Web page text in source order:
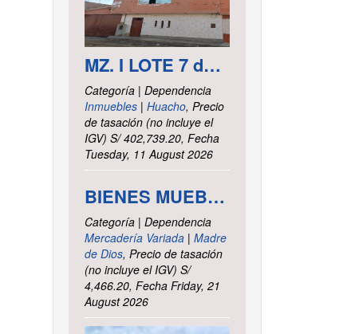
MZ. I LOTE 7 del asentamiento Humano las Delicias – Paramonga – Barranca – Lima
Categoría | Dependencia
Inmuebles| Huacho, Precio
de tasación (no incluye el
IGV) S/ 402,739.20, Fecha
Tuesday, 11 August 2026
BIENES MUEBLES VARIOS - INTENDENCIA DE TRIBUTOS INTERNOS MADRE DE DIOS
Categoría | Dependencia
Mercadería Variada| Madre
de Dios, Precio de tasación
(no incluye el IGV) S/
4,466.20, Fecha Friday, 21
August 2026